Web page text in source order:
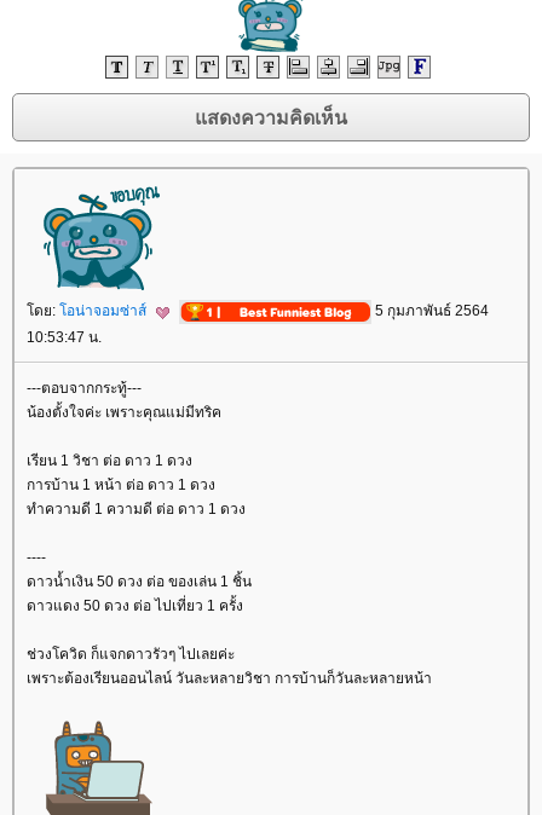
ดย: อน่าจอมซ่าส์
5 กุมภาพันธ์ 2564
10:53:47 น.
---ตอบจากกระทู้---
น้องตั้งใจค่ะ เพราะคุณแม่มีทริค
เรียน 1 วิชา ต่อ ดาว 1 ดวง
การบ้าน 1 หน้า ต่อ ดาว 1 ดวง
ทำความดี 1 ความดี ต่อ ดาว 1 ดวง
----
ดาวน้ำเงิน 50 ดวง ต่อ ของเล่น 1 ชิ้น
ดาวแดง 50 ดวง ต่อ ไปเที่ยว 1 ครั้ง
ช่วงโควิด ก็แจกดาวรัวๆ ไปเลยค่ะ
เพราะต้องเรียนออนไลน์ วันละหลายวิชา การบ้านก็วันละหลายหน้า